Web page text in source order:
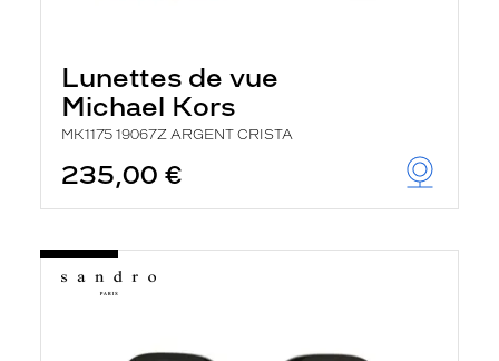
Lunettes de vue
Michael Kors
MK1175 19067Z ARGENT CRISTA
235,00 €